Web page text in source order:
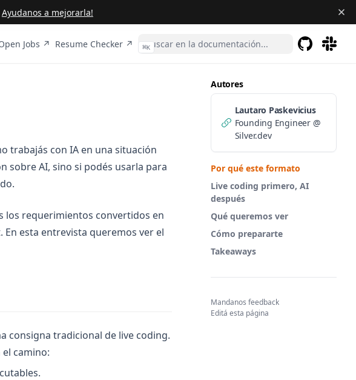
Ayudanos a mejorarla!
Jobs ↗ (opens in a new tab)
Resume Checker ↗ (opens in a new tab)
⌘K
Autores
Lautaro Paskevicius
Founding Engineer @
Silver.dev
Por qué este formato
Live coding primero, AI
después
Qué queremos ver
Cómo prepararte
Takeaways
Mandanos feedback(opens in a new tab)
Editá esta página
trabajás con IA en una situación
sobre AI, sino si podés usarla para
los requerimientos convertidos en
esta entrevista queremos ver el
consigna tradicional de live coding.
camino: